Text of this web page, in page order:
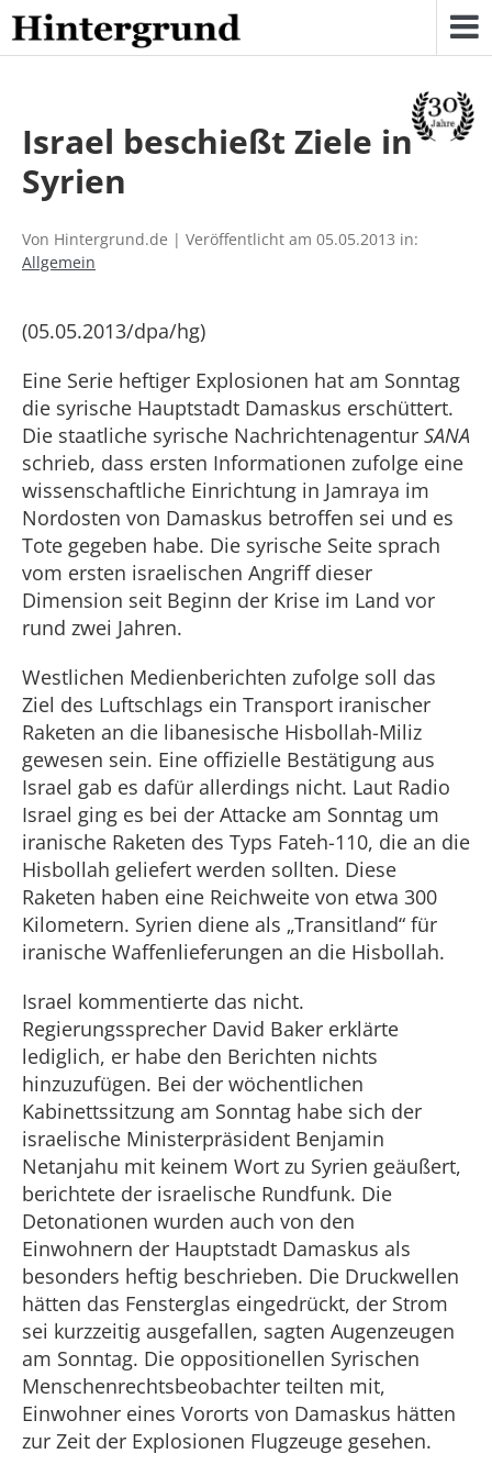
Skip
to
content
Israel beschießt Ziele in
Syrien
Von Hintergrund.de | Veröffentlicht am 05.05.2013 in:
Allgemein
(05.05.2013/dpa/hg)
Eine Serie heftiger Explosionen hat am Sonntag
die syrische Hauptstadt Damaskus erschüttert.
Die staatliche syrische Nachrichtenagentur SANA
schrieb, dass ersten Informationen zufolge eine
wissenschaftliche Einrichtung in Jamraya im
Nordosten von Damaskus betroffen sei und es
Tote gegeben habe. Die syrische Seite sprach
vom ersten israelischen Angriff dieser
Dimension seit Beginn der Krise im Land vor
rund zwei Jahren.
Westlichen Medienberichten zufolge soll das
Ziel des Luftschlags ein Transport iranischer
Raketen an die libanesische Hisbollah-Miliz
gewesen sein. Eine offizielle Bestätigung aus
Israel gab es dafür allerdings nicht. Laut Radio
Israel ging es bei der Attacke am Sonntag um
iranische Raketen des Typs Fateh-110, die an die
Hisbollah geliefert werden sollten. Diese
Raketen haben eine Reichweite von etwa 300
Kilometern. Syrien diene als „Transitland“ für
iranische Waffenlieferungen an die Hisbollah.
Israel kommentierte das nicht.
Regierungssprecher David Baker erklärte
lediglich, er habe den Berichten nichts
hinzuzufügen. Bei der wöchentlichen
Kabinettssitzung am Sonntag habe sich der
israelische Ministerpräsident Benjamin
Netanjahu mit keinem Wort zu Syrien geäußert,
berichtete der israelische Rundfunk. Die
Detonationen wurden auch von den
Einwohnern der Hauptstadt Damaskus als
besonders heftig beschrieben. Die Druckwellen
hätten das Fensterglas eingedrückt, der Strom
sei kurzzeitig ausgefallen, sagten Augenzeugen
am Sonntag. Die oppositionellen Syrischen
Menschenrechtsbeobachter teilten mit,
Einwohner eines Vororts von Damaskus hätten
zur Zeit der Explosionen Flugzeuge gesehen.